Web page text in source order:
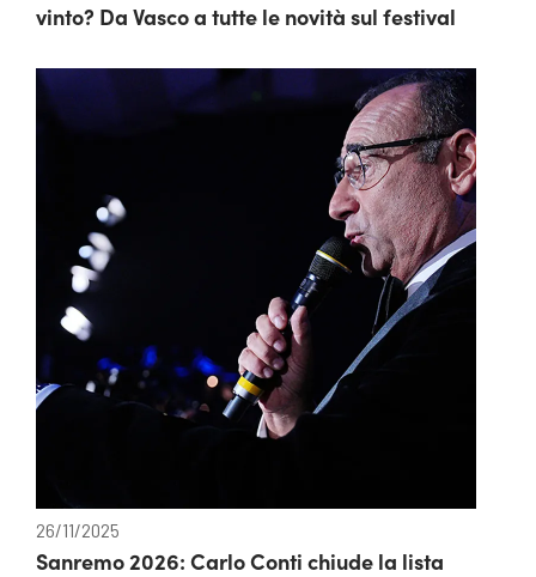
vinto? Da Vasco a tutte le novità sul festival
26/11/2025
Sanremo 2026: Carlo Conti chiude la lista